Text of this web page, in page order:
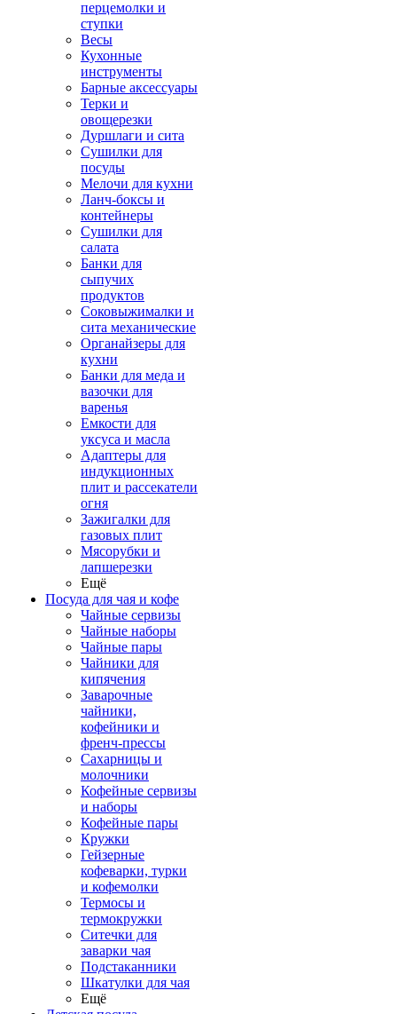
перцемолки и
ступки
Весы
Кухонные
инструменты
Барные аксессуары
Терки и
овощерезки
Дуршлаги и сита
Сушилки для
посуды
Мелочи для кухни
Ланч-боксы и
контейнеры
Сушилки для
салата
Банки для
сыпучих
продуктов
Соковыжималки и
сита механические
Органайзеры для
кухни
Банки для меда и
вазочки для
варенья
Емкости для
уксуса и масла
Адаптеры для
индукционных
плит и рассекатели
огня
Зажигалки для
газовых плит
Мясорубки и
лапшерезки
Ещё
Посуда для чая и кофе
Чайные сервизы
Чайные наборы
Чайные пары
Чайники для
кипячения
Заварочные
чайники,
кофейники и
френч-прессы
Сахарницы и
молочники
Кофейные сервизы
и наборы
Кофейные пары
Кружки
Гейзерные
кофеварки, турки
и кофемолки
Термосы и
термокружки
Ситечки для
заварки чая
Подстаканники
Шкатулки для чая
Ещё